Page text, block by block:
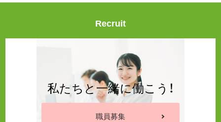
Recruit
私たちと一緒に働こう！
職員募集